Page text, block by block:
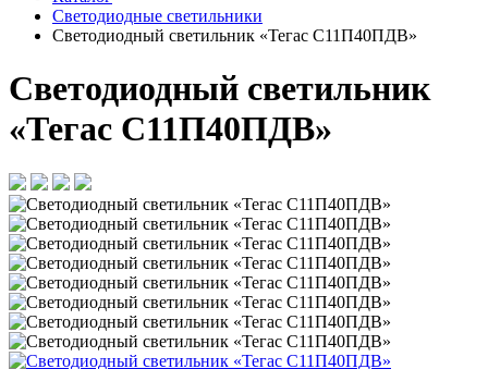
Светодиодные светильники
Светодиодный светильник «Тегас С11П40ПДВ»
Светодиодный светильник
«Тегас С11П40ПДВ»